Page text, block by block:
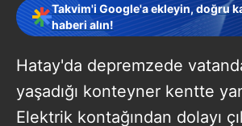
Takvim'i Google'a ekleyin, doğru
haberi alın!
Hatay'da depremzede
yaşadığı konteyner kentte
Elektrik kontağından dolayı